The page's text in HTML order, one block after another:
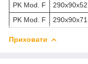
PK Mod. F 290x90x52
PK Mod. F
290x90x71
Приховати